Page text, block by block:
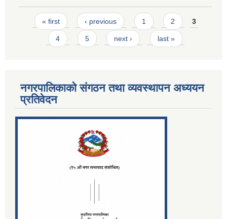
Pages
« first ‹ previous 1 2 3
4 5 next › last »
नगरपालिकाको संगठन तथा व्यवस्थापन अध्ययन
प्रतिवेदन